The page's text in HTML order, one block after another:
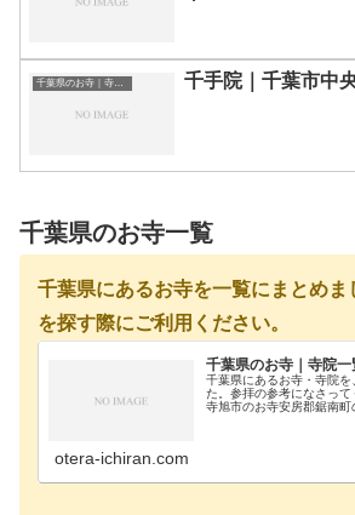
千葉県のお寺｜寺院一覧 千手院｜千葉市中
千葉県のお寺一覧
千葉県にあるお寺を一覧にまとめま
を探す際にご利用ください。
千葉県のお寺｜寺院一
千葉県にあるお寺・寺院を
た。参拝の参考になさっ
寺旭市のお寺安房郡鋸南町
otera-ichiran.com